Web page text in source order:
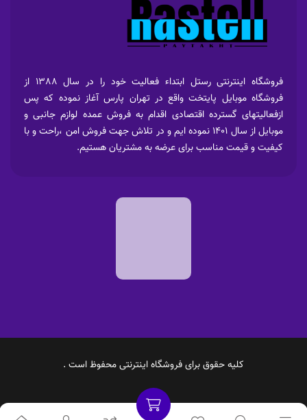
فروشگاه اینترنتی رستل ابتداء فعالیت خود را در سال 1388 از
فروشگاه موبایل پایتخت واقع در تهران پارس آغاز نموده که پس
ازفعالیتهای گسترده اقتصادی اقدام به فروش عمده لوازم جانبی و
موبایل از سال 1401 نموده ایم و در تلاش جهت فروش امن ،راحت و با
کیفیت و قیمت مناسب برای عرضه به مشتریان هستیم.
کلیه حقوق برای فروشگاه اینترنتی محفوظ است .